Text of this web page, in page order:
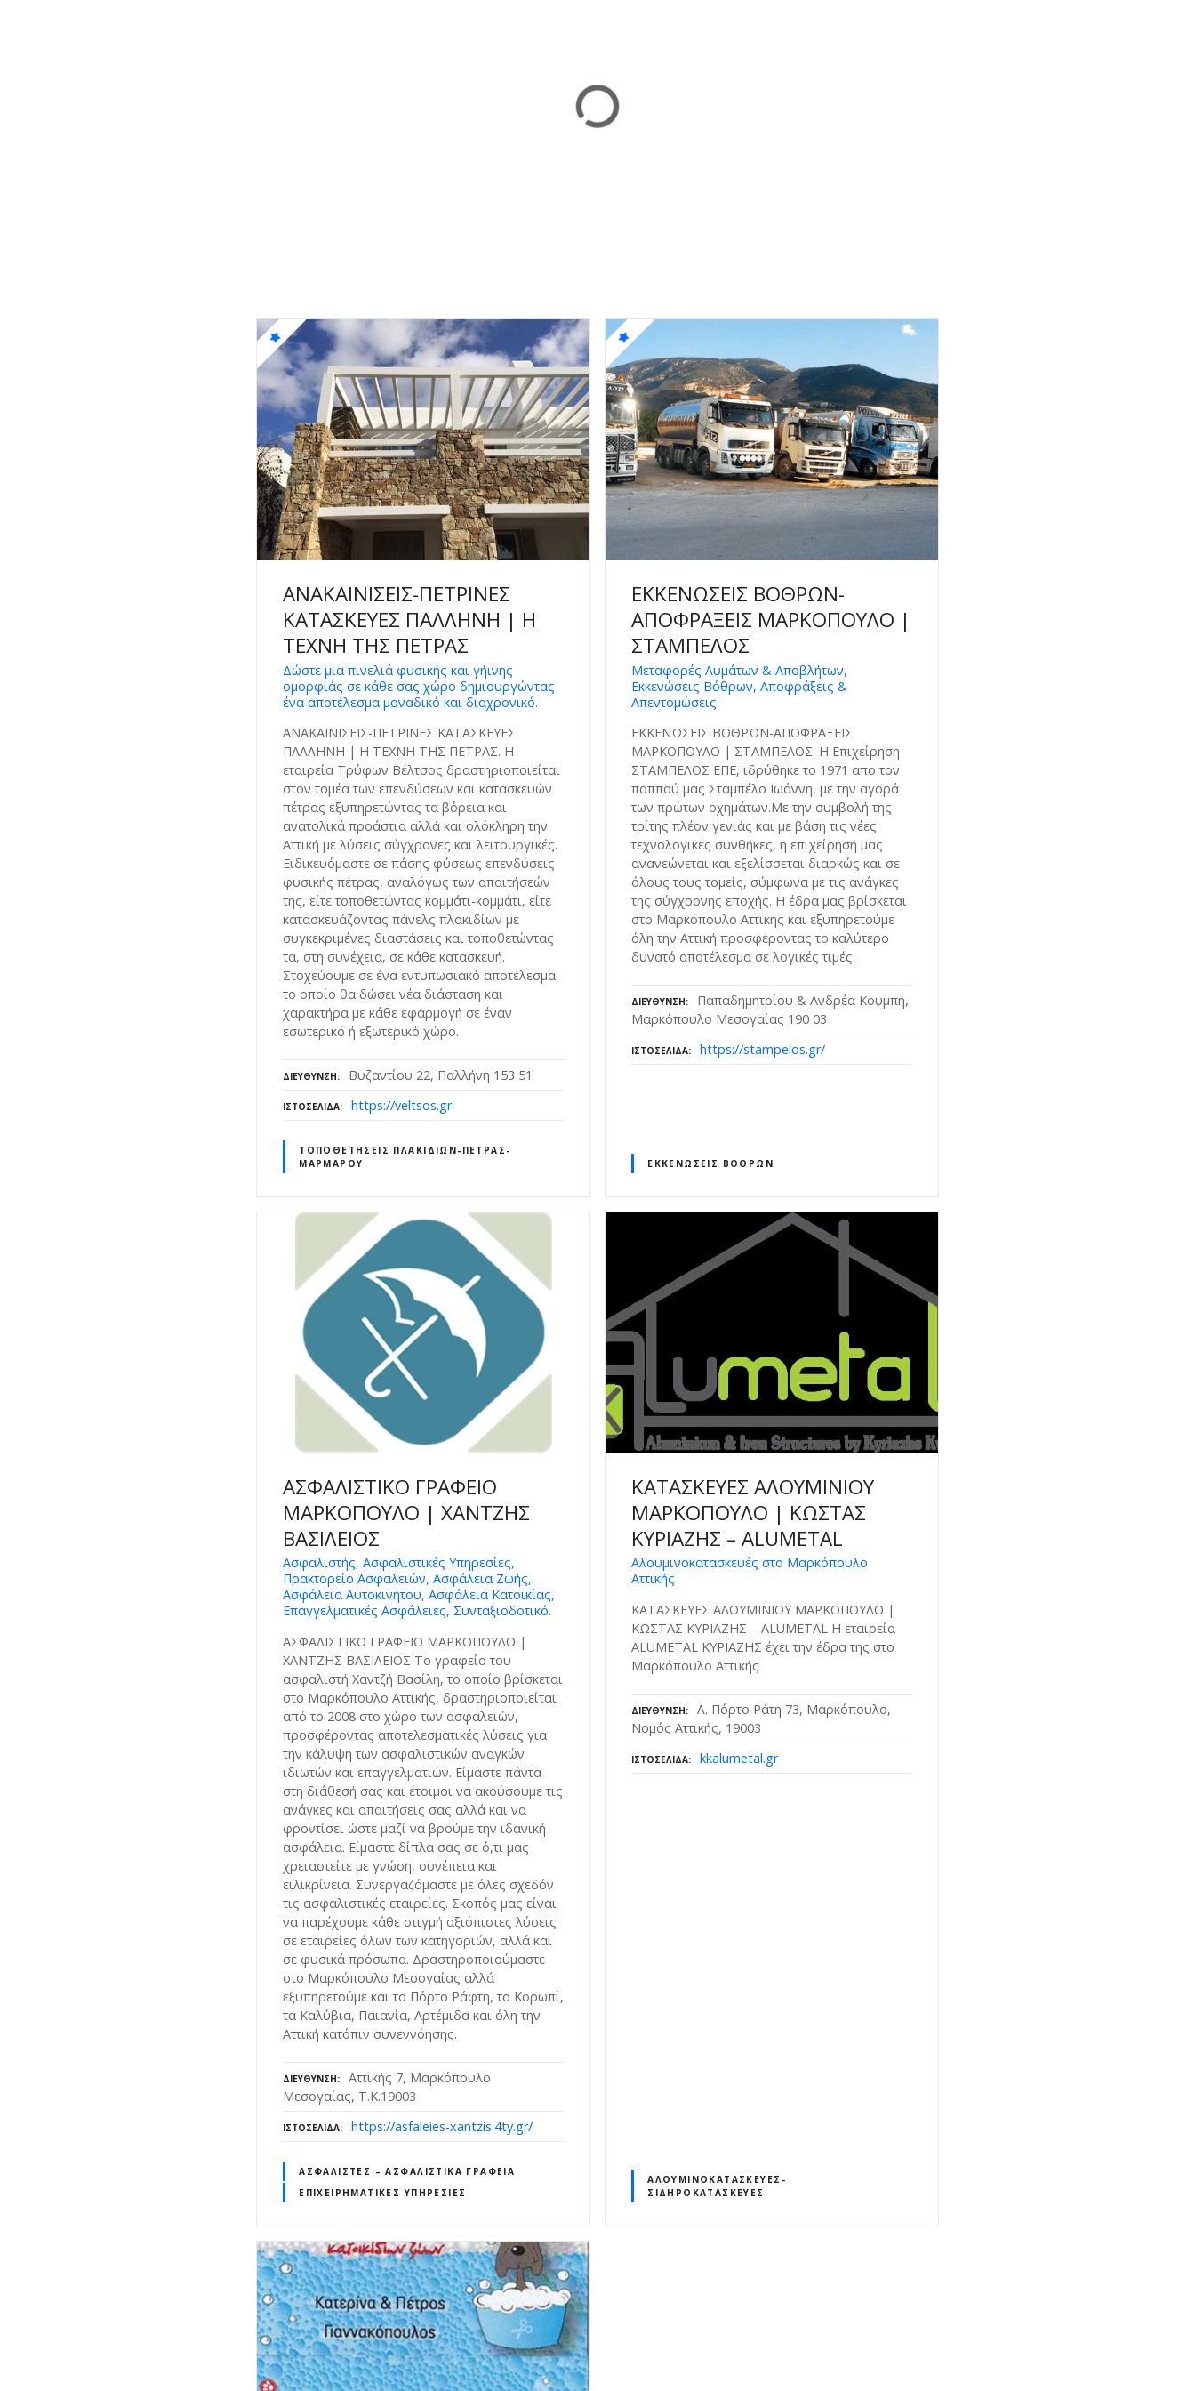
ΑΝΑΚΑΙΝΙΣΕΙΣ-ΠΕΤΡΙΝΕΣ
ΚΑΤΑΣΚΕΥΕΣ ΠΑΛΛΗΝΗ | Η
ΤΕΧΝΗ ΤΗΣ ΠΕΤΡΑΣ
Δώστε μια πινελιά φυσικής και γήινης
ομορφιάς σε κάθε σας χώρο δημιουργώντας
ένα αποτέλεσμα μοναδικό και διαχρονικό.
ΑΝΑΚΑΙΝΙΣΕΙΣ-ΠΕΤΡΙΝΕΣ ΚΑΤΑΣΚΕΥΕΣ
ΠΑΛΛΗΝΗ | Η ΤΕΧΝΗ ΤΗΣ ΠΕΤΡΑΣ. Η
εταιρεία Τρύφων Βέλτσος δραστηριοποιείται
στον τομέα των επενδύσεων και κατασκευών
πέτρας εξυπηρετώντας τα βόρεια και
ανατολικά προάστια αλλά και ολόκληρη την
Αττική με λύσεις σύγχρονες και λειτουργικές.
Ειδικευόμαστε σε πάσης φύσεως επενδύσεις
φυσικής πέτρας, αναλόγως των απαιτήσεών
της, είτε τοποθετώντας κομμάτι-κομμάτι, είτε
κατασκευάζοντας πάνελς πλακιδίων με
συγκεκριμένες διαστάσεις και τοποθετώντας
τα, στη συνέχεια, σε κάθε κατασκευή.
Στοχεύουμε σε ένα εντυπωσιακό αποτέλεσμα
το οποίο θα δώσει νέα διάσταση και
χαρακτήρα με κάθε εφαρμογή σε έναν
εσωτερικό ή εξωτερικό χώρο.
ΔΙΕΎΘΥΝΣΗ Βυζαντίου 22, Παλλήνη 153 51
ΙΣΤΟΣΕΛΊΔΑ https://veltsos.gr
ΤΟΠΟΘΕΤΉΣΕΙΣ ΠΛΑΚΙΔΊΩΝ-ΠΈΤΡΑΣ-
ΜΆΡΜΑΡΟΥ
ΕΚΚΕΝΩΣΕΙΣ ΒΟΘΡΩΝ-
ΑΠΟΦΡΑΞΕΙΣ ΜΑΡΚΟΠΟΥΛΟ |
ΣΤΑΜΠΕΛΟΣ
Μεταφορές Λυμάτων & Αποβλήτων,
Εκκενώσεις Βόθρων, Αποφράξεις &
Απεντομώσεις
ΕΚΚΕΝΩΣΕΙΣ ΒΟΘΡΩΝ-ΑΠΟΦΡΑΞΕΙΣ
ΜΑΡΚΟΠΟΥΛΟ | ΣΤΑΜΠΕΛΟΣ. Η Επιχείρηση
ΣΤΑΜΠΕΛΟΣ ΕΠΕ, ιδρύθηκε το 1971 απο τον
παππού μας Σταμπέλο Ιωάννη, με την αγορά
των πρώτων οχημάτων.Με την συμβολή της
τρίτης πλέον γενιάς και με βάση τις νέες
τεχνολογικές συνθήκες, η επιχείρησή μας
ανανεώνεται και εξελίσσεται διαρκώς και σε
όλους τους τομείς, σύμφωνα με τις ανάγκες
της σύγχρονης εποχής. Η έδρα μας βρίσκεται
στο Μαρκόπουλο Αττικής και εξυπηρετούμε
όλη την Αττική προσφέροντας το καλύτερο
δυνατό αποτέλεσμα σε λογικές τιμές.
ΔΙΕΎΘΥΝΣΗ
Παπαδημητρίου & Ανδρέα Κουμπή,
Μαρκόπουλο Μεσογαίας 190 03
ΙΣΤΟΣΕΛΊΔΑ https://stampelos.gr/
ΕΚΚΕΝΏΣΕΙΣ ΒΌΘΡΩΝ
ΑΣΦΑΛΙΣΤΙΚΟ ΓΡΑΦΕΙΟ
ΜΑΡΚΟΠΟΥΛΟ | ΧΑΝΤΖΗΣ
ΒΑΣΙΛΕΙΟΣ
Ασφαλιστής, Ασφαλιστικές Υπηρεσίες,
Πρακτορείο Ασφαλειών, Ασφάλεια Ζωής,
Ασφάλεια Αυτοκινήτου, Ασφάλεια Κατοικίας,
Επαγγελματικές Ασφάλειες, Συνταξιοδοτικό.
ΑΣΦΑΛΙΣΤΙΚΟ ΓΡΑΦΕΙΟ ΜΑΡΚΟΠΟΥΛΟ |
ΧΑΝΤΖΗΣ ΒΑΣΙΛΕΙΟΣ Το γραφείο του
ασφαλιστή Χαντζή Βασίλη, το οποίο βρίσκεται
στο Μαρκόπουλο Αττικής, δραστηριοποιείται
από το 2008 στο χώρο των ασφαλειών,
προσφέροντας αποτελεσματικές λύσεις για
την κάλυψη των ασφαλιστικών αναγκών
ιδιωτών και επαγγελματιών. Είμαστε πάντα
στη διάθεσή σας και έτοιμοι να ακούσουμε τις
ανάγκες και απαιτήσεις σας αλλά και να
φροντίσει ώστε μαζί να βρούμε την ιδανική
ασφάλεια. Είμαστε δίπλα σας σε ό,τι μας
χρειαστείτε με γνώση, συνέπεια και
ειλικρίνεια. Συνεργαζόμαστε με όλες σχεδόν
τις ασφαλιστικές εταιρείες. Σκοπός μας είναι
να παρέχουμε κάθε στιγμή αξιόπιστες λύσεις
σε εταιρείες όλων των κατηγοριών, αλλά και
σε φυσικά πρόσωπα. Δραστηροποιούμαστε
στο Μαρκόπουλο Μεσογαίας αλλά
εξυπηρετούμε και το Πόρτο Ράφτη, το Κορωπί,
τα Καλύβια, Παιανία, Αρτέμιδα και όλη την
Αττική κατόπιν συνεννόησης.
ΔΙΕΎΘΥΝΣΗ
Αττικής 7, Μαρκόπουλο
Μεσογαίας, Τ.Κ.19003
ΙΣΤΟΣΕΛΊΔΑ https://asfaleies-xantzis.4ty.gr/
ΑΣΦΑΛΙΣΤΈΣ – ΑΣΦΑΛΙΣΤΙΚΆ ΓΡΑΦΕΊΑ
ΕΠΙΧΕΙΡΗΜΑΤΙΚΈΣ ΥΠΗΡΕΣΊΕΣ
ΚΑΤΑΣΚΕΥΕΣ ΑΛΟΥΜΙΝΙΟΥ
ΜΑΡΚΟΠΟΥΛΟ | ΚΩΣΤΑΣ
ΚΥΡΙΑΖΗΣ – ALUMETAL
Αλουμινοκατασκευές στο Μαρκόπουλο
Αττικής
ΚΑΤΑΣΚΕΥΕΣ ΑΛΟΥΜΙΝΙΟΥ ΜΑΡΚΟΠΟΥΛΟ |
ΚΩΣΤΑΣ ΚΥΡΙΑΖΗΣ – ALUMETAL Η εταιρεία
ALUMETAL ΚΥΡΙΑΖΗΣ έχει την έδρα της στο
Μαρκόπουλο Αττικής
ΔΙΕΎΘΥΝΣΗ
Λ. Πόρτο Ράτη 73, Μαρκόπουλο,
Νομός Αττικής, 19003
ΙΣΤΟΣΕΛΊΔΑ kkalumetal.gr
ΑΛΟΥΜΙΝΟΚΑΤΑΣΚΕΥΈΣ-
ΣΙΔΗΡΟΚΑΤΑΣΚΕΥΈΣ